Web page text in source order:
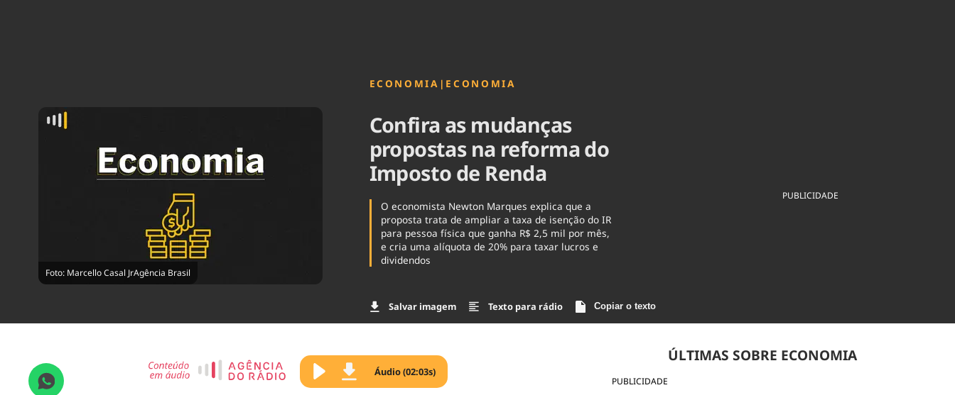
Brasil Mineral
Ciência & Tecnologia
Foto: Marcello Casal JrAgência Brasil
ECONOMIA | ECONOMIA
Confira as mudanças
propostas na reforma do
Imposto de Renda
O economista Newton Marques explica que a
proposta trata de ampliar a taxa de isenção do IR
para pessoa física que ganha R$ 2,5 mil por mês,
e cria uma alíquota de 20% para taxar lucros e
dividendos
Salvar imagem Texto para rádio Copiar o texto
PUBLICIDADE
PUBLICIDADE
ÚLTIMAS SOBRE ECONOMIA
Áudio (02:03s)